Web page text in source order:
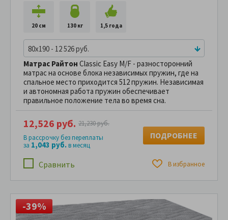
20 см 130 кг 1,5 года
80x190 - 12 526 руб.
Матрас Райтон Classic Easy M/F - разносторонний
матрас на основе блока независимых пружин, где на
спальное место приходится 512 пружин. Независимая
и автономная работа пружин обеспечивает
правильное положение тела во время сна.
Сравнить В избранное
12,526 руб. 21,230 руб.
В рассрочку без переплаты
за 1,043 руб.в месяц
ПОДРОБНЕЕ
-39%